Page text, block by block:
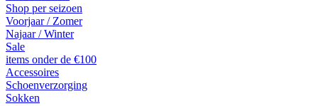
Shop per seizoen
Voorjaar / Zomer
Najaar / Winter
Sale
items onder de €100
Accessoires
Schoenverzorging
Sokken